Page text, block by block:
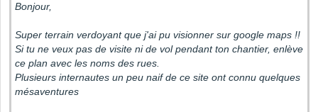
Bonjour,
Super terrain verdoyant que j'ai pu visionner sur google maps !!
Si tu ne veux pas de visite ni de vol pendant ton chantier, enlève
ce plan avec les noms des rues.
Plusieurs internautes un peu naif de ce site ont connu quelques
mésaventures